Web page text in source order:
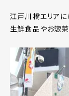
江戸川橋エリアに
生鮮食品やお惣